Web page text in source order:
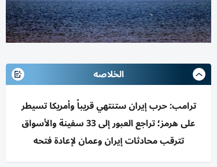
الخلاصه
ترامب: حرب إيران ستنتهي قريباً وأمريكا تسيطر
على هرمز؛ تراجع العبور إلى 33 سفينة والأسواق
تترقب محادثات إيران وعمان لإعادة فتحه